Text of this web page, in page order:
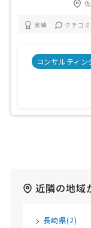
実績 クチコミ
コンサルティン
近隣の地域
長崎県(2)